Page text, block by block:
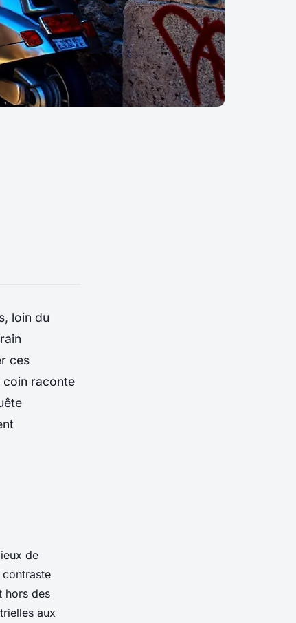
loin du
ces
coin raconte
de
hors des
aux